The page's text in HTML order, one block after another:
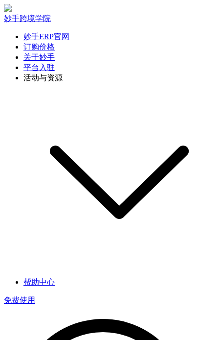
妙手跨境学院
妙手ERP官网
订购价格
关于妙手
平台入驻
活动与资源
帮助中心
免费使用